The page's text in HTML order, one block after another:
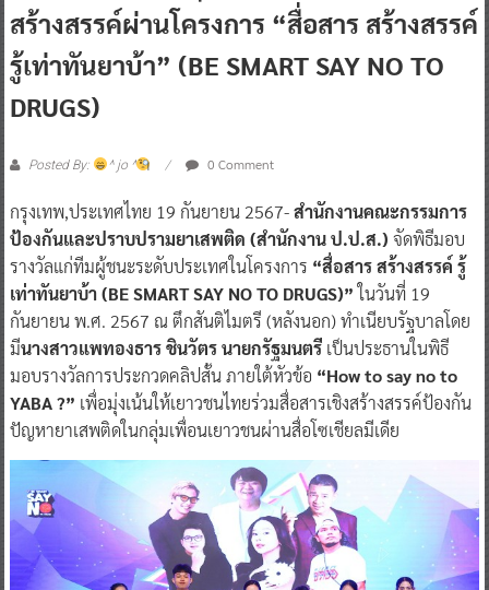
สร้างสรรค์ผ่านโครงการ “สื่อสาร สร้างสรรค์
รู้เท่าทันยาบ้า” (BE SMART SAY NO TO
DRUGS)
Posted By: ^ jo ^ 0 Comment
กรุงเทพ,ประเทศไทย 19 กันยายน 2567-สำนักงานคณะกรรมการ
ป้องกันและปราบปรามยาเสพติด (สำนักงาน ป.ป.ส.) จัดพิธีมอบ
รางวัลแก่ทีมผู้ชนะระดับประเทศในโครงการ “สื่อสาร สร้างสรรค์ รู้
เท่าทันยาบ้า (BE SMART SAY NO TO DRUGS)”ในวันที่ 19
กันยายน พ.ศ. 2567 ณ ตึกสันติไมตรี (หลังนอก) ทำเนียบรัฐบาลโดย
มีนางสาวแพทองธาร ชินวัตร นายกรัฐมนตรีเป็นประธานในพิธี
มอบรางวัลการประกวดคลิปสั้น ภายใต้หัวข้อ “How to say no to
YABA ?” เพื่อมุ่งเน้นให้เยาวชนไทยร่วมสื่อสารเชิงสร้างสรรค์ป้องกัน
ปัญหายาเสพติดในกลุ่มเพื่อนเยาวชนผ่านสื่อโซเชียลมีเดีย